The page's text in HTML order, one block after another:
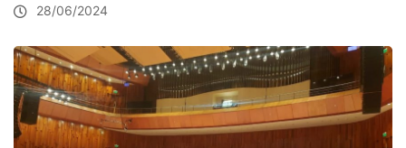
28/06/2024